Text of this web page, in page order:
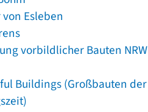
Esleben
vorbildlicher Bauten NRW
Buildings (Großbauten der